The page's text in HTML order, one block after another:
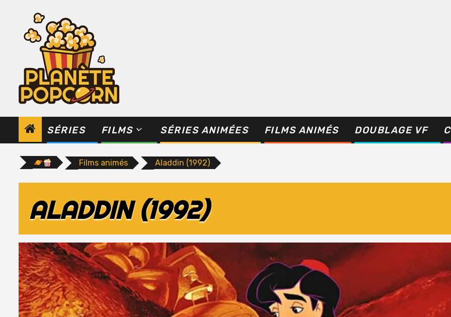
SÉRIES FILMS SÉRIES ANIMÉES FILMS ANIMÉS DOUBLAGE VF
Films animés Aladdin (1992)
ALADDIN (1992)